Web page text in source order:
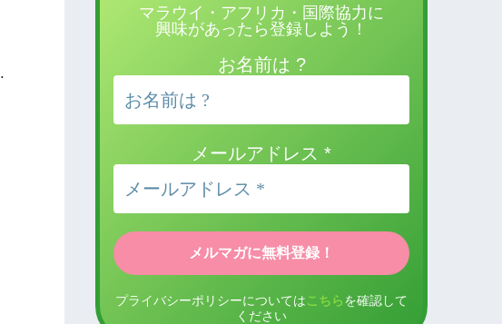
.
マラウイ・アフリカ・国際協力に
興味があったら登録しよう！
お名前は ?
メールアドレス*
プライバシーポリシーについては こちら を確認して
ください